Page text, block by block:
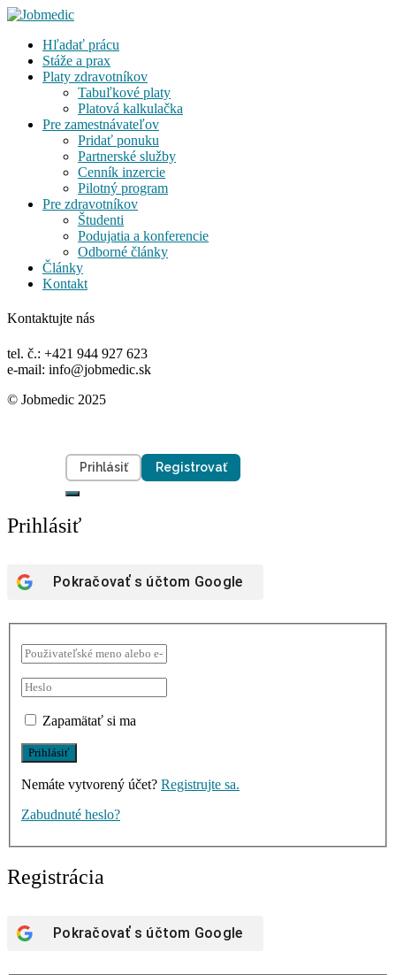
Hľadať prácu
Stáže a prax
Platy zdravotníkov
Tabuľkové platy
Platová kalkulačka
Pre zamestnávateľov
Pridať ponuku
Partnerské služby
Cenník inzercie
Pilotný program
Pre zdravotníkov
Študenti
Podujatia a konferencie
Odborné články
Články
Kontakt
Kontaktujte nás
tel. č.: +421 944 927 623
e-mail: info@jobmedic.sk
© Jobmedic 2025
Prihlásiť Registrovať
Prihlásiť
Pokračovať s účtom Google
Zapamätať si ma
Nemáte vytvorený účet? Registrujte sa.
Zabudnuté heslo?
Registrácia
Pokračovať s účtom Google